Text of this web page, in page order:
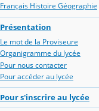
Français Histoire Géographie
Présentation
Le mot de la Proviseure
Organigramme du lycée
Pour nous contacter
Pour accéder au lycée
Pour s'inscrire au lycée